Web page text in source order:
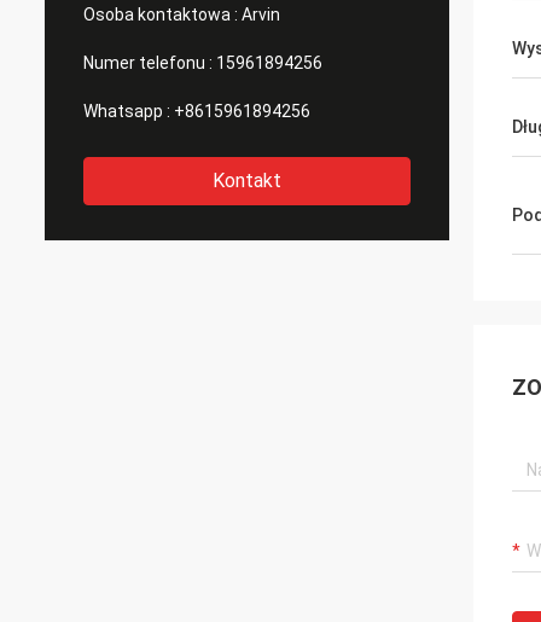
Osoba kontaktowa : Arvin
Numer telefonu : 15961894256
Whatsapp : +8615961894256
Kontakt